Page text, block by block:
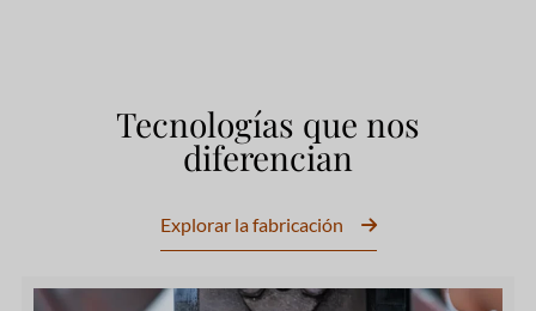
Tecnologías que nos
diferencian
Explorar la fabricación